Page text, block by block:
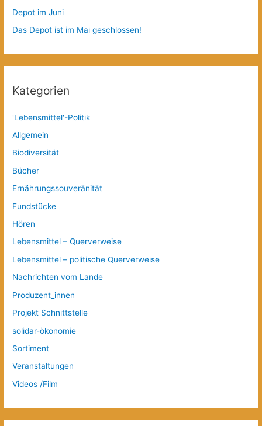
Depot im Juni
Das Depot ist im Mai geschlossen!
Kategorien
'Lebensmittel'-Politik
Allgemein
Biodiversität
Bücher
Ernährungssouveränität
Fundstücke
Hören
Lebensmittel – Querverweise
Lebensmittel – politische Querverweise
Nachrichten vom Lande
Produzent_innen
Projekt Schnittstelle
solidar-ökonomie
Sortiment
Veranstaltungen
Videos /Film